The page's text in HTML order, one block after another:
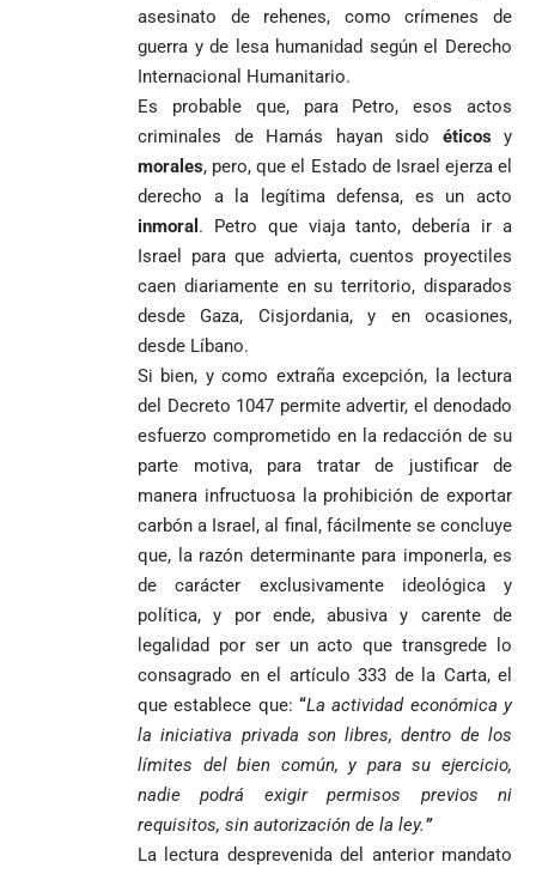
asesinato de rehenes, como crímenes de
guerra y de lesa humanidad según el Derecho
Internacional Humanitario.
Es probable que, para Petro, esos actos
criminales de Hamás hayan sido éticos y
morales, pero, que el Estado de Israel ejerza el
derecho a la legítima defensa, es un acto
inmoral . Petro que viaja tanto, debería ir a
Israel para que advierta, cuentos proyectiles
caen diariamente en su territorio, disparados
desde Gaza, Cisjordania, y en ocasiones,
desde Líbano.
Si bien, y como extraña excepción, la lectura
del Decreto 1047 permite advertir, el denodado
esfuerzo comprometido en la redacción de su
parte motiva, para tratar de justificar de
manera infructuosa la prohibición de exportar
carbón a Israel, al final, fácilmente se concluye
que, la razón determinante para imponerla, es
de carácter exclusivamente ideológica y
política, y por ende, abusiva y carente de
legalidad por ser un acto que transgrede lo
consagrado en el artículo 333 de la Carta, el
que establece que: “La actividad económica y
la iniciativa privada son libres, dentro de los
límites del bien común, y para su ejercicio,
nadie podrá exigir permisos previos ni
requisitos, sin autorización de la ley.”
La lectura desprevenida del anterior mandato